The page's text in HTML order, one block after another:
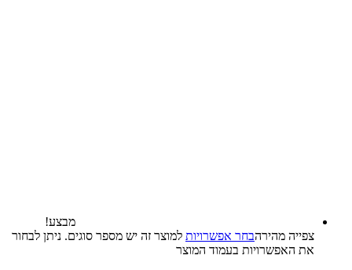
מבצע!
צפייה‬ ‫מהירה‬בחר אפשרויות למוצר זה יש מספר סוגים. ניתן לבחור
את האפשרויות בעמוד המוצר